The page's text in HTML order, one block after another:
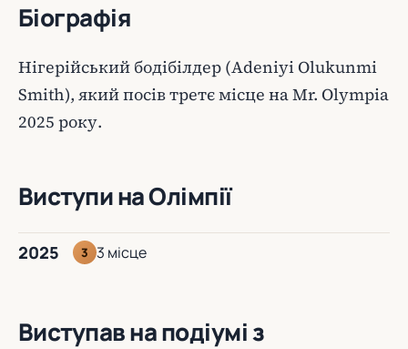
Біографія
Нігерійський бодібілдер (Adeniyi Olukunmi
Smith), який посів третє місце на Mr. Olympia
2025 року.
Виступи на Олімпії
2025 3 3 місце
Виступав на подіумі з